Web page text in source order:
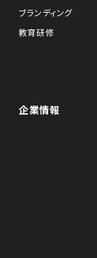
ブランディング
教育研修
企業情報